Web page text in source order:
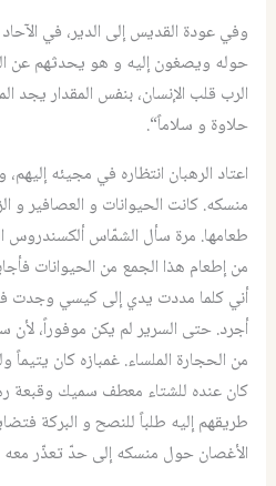
وفي عودة القديس إلى الدير، في الآحاد
حوله ويصغون إليه و هو يحدثهم عن
الرب قلب الإنسان، بنفس المقدار يجد
حلاوة و سلاماً“.
اعتاد الرهبان انتظاره في مجيئه
منسكه.كانت الحيوانات و العصافير و
طعامها. مرة سأل الشمّاس ألكسندروس
من إطعام هذا الجمع من الحيوانات
أني كلما مددت يدي إلى كيسي وجدت
أجرد.حتى السرير لم يكن موفوراً،
من الحجارة الملساء.غمبازه كان
كان عنده للشتاء معطف سميك وقبعة
طريقهم إليه طلباً للنصح و البركة
الأغصان حول منسكه إلى حدّ تعذّر معه